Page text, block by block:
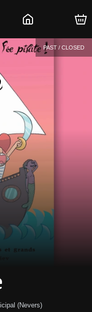
PAST / CLOSED
(Nevers)